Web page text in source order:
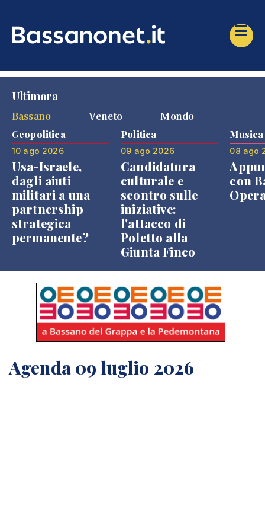
Ultimora
Bassano
Veneto Mondo
Geopolitica
10 ago 2026
Usa-Israele,
dagli aiuti
militari a una
partnership
strategica
permanente?
Politica
09 ago 2026
Candidatura
culturale e
scontro sulle
iniziative:
l'attacco di
Poletto alla
Giunta Finco
Musica
08 ago
con
Agenda 09 luglio 2026